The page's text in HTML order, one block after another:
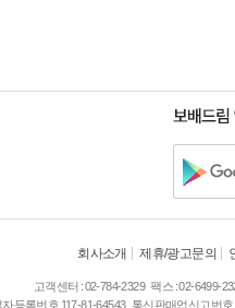
회사소개 제휴/광고문의
고객센터 :02-784-2329 팩스 :02-6499-
자등록번호 117-81-64543 통신판매업신고번호